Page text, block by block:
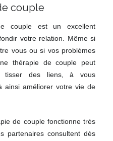
couple
couple est un excellent
votre relation. Même si
vous ou si vos problèmes
thérapie de couple peut
tisser des liens, à vous
ainsi améliorer votre vie de
de couple fonctionne très
partenaires consultent dès